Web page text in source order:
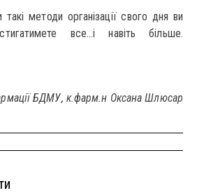
методи організації свого дня ви
все…і навіть більше.
БДМУ, к.фарм.н Оксана Шлюсар